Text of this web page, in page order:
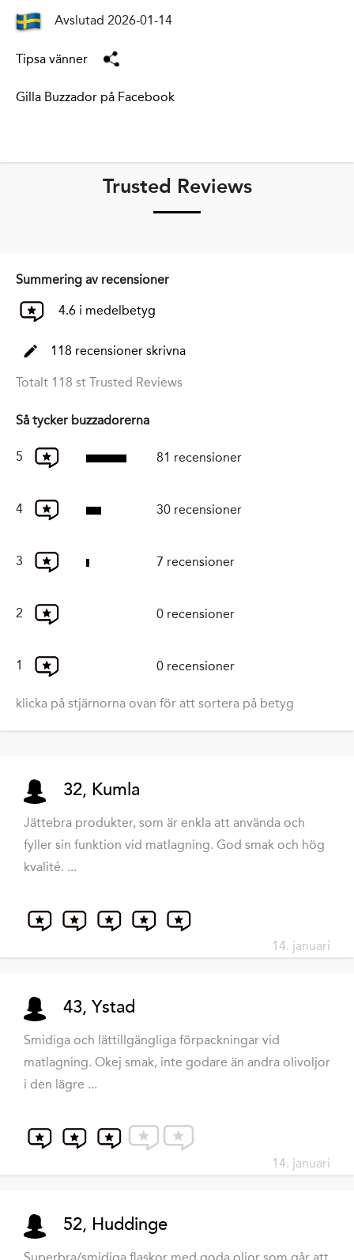
Avslutad 2026-01-14
Tipsa vänner
Gilla Buzzador på Facebook
Trusted Reviews
Summering av recensioner
4.6 i medelbetyg
118 recensioner skrivna
Totalt 118 st Trusted Reviews
Så tycker buzzadorerna
5 81 recensioner
4 30 recensioner
3 7 recensioner
2 0 recensioner
1 0 recensioner
klicka på stjärnorna ovan för att sortera på betyg
32, Kumla
Jättebra produkter, som är enkla att använda och
fyller sin funktion vid matlagning. God smak och hög
kvalité. ...
14. januari
43, Ystad
Smidiga och lättillgängliga förpackningar vid
matlagning. Okej smak, inte godare än andra olivoljor
i den lägre ...
14. januari
52, Huddinge